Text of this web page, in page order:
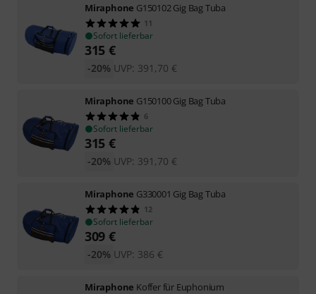
Miraphone G150102 Gig Bag Tuba
11
Sofort lieferbar
315 €
UVP: 391,70 €
-20%
Miraphone G150100 Gig Bag Tuba
6
Sofort lieferbar
315 €
UVP: 391,70 €
-20%
Miraphone G330001 Gig Bag Tuba
12
Sofort lieferbar
309 €
UVP: 386 €
-20%
Miraphone Koffer für Euphonium